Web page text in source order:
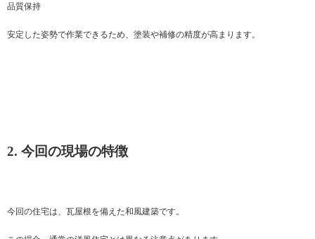
品質保持
安定した姿勢で作業できるため、塗装や補修の精度が高まります。
2. 今回の現場の特徴
今回の住宅は、瓦屋根を備えた和風建築です。